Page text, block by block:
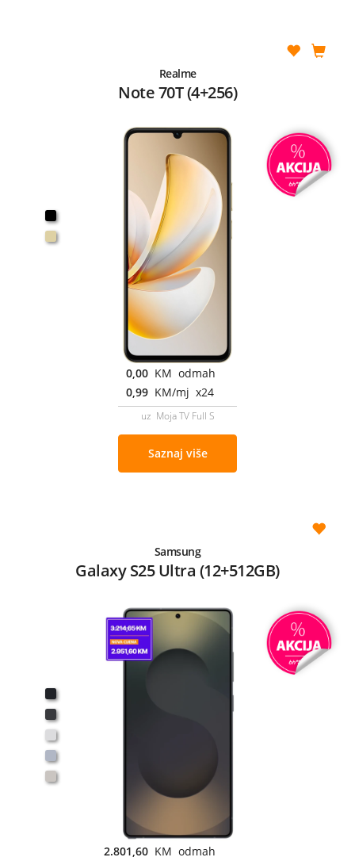
Realme
Note 70T (4+256)
0,00 KM odmah
0,99 KM/mj x24
uz Moja TV Full S
Saznaj više
Samsung
Galaxy S25 Ultra (12+512GB)
2.801,60 KM odmah